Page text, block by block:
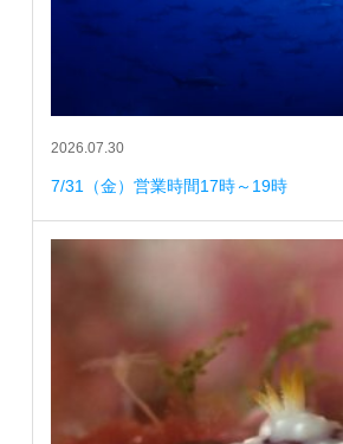
2026.07.30
7/31（金）営業時間17時～19時